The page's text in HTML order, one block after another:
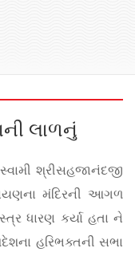
લાળનું
શ્રીસહજાનંદજી
મંદિરની આગળ
ધારણ કર્યા હતા ને
હરિભક્તની સભા